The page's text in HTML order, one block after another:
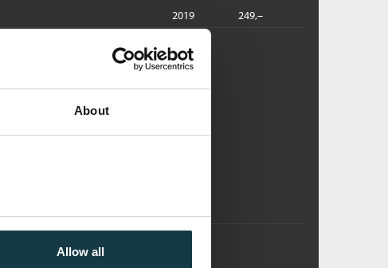
About
Allow all
2019 249,–
Dødsmesse
A-gruppen / Arne Dahl
Underverkene
Nova-gruppen /